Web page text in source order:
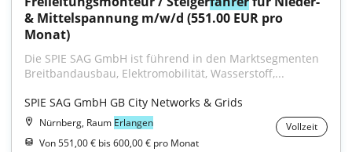
& Mittelspannung m/w/d (551.00 EUR pro
Monat)
Die SPIE SAG GmbH ist führend in den Marktsegmenten
Breitbandausbau, Elektromobilität, Wasserstoff,...
SPIE SAG GmbH GB City Networks & Grids
Nürnberg, Raum Erlangen
Vollzeit
Von 551,00 € bis 600,00 € pro Monat